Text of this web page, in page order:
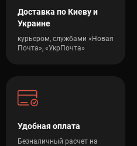
Доставка по Киеву и
Украине
курьером, службами «Новая
Почта», «УкрПочта»
Удобная оплата
Безналичный расчет на